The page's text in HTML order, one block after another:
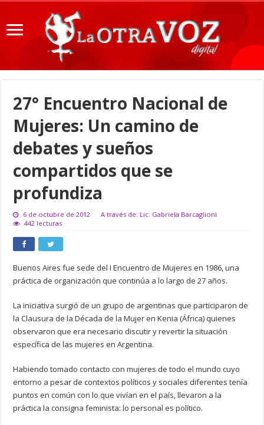
27° Encuentro Nacional de
Mujeres: Un camino de
debates y sueños
compartidos que se
profundiza
6 de octubre de 2012
A través de: Lic. Gabriela Barcaglioni
442 lecturas
Buenos Aires fue sede del I Encuentro de Mujeres en 1986, una
práctica de organización que continúa a lo largo de 27 años.
La iniciativa surgió de un grupo de argentinas que participaron de
la Clausura de la Década de la Mujer en Kenia (África) quienes
observaron que era necesario discutir y revertir la situación
específica de las mujeres en Argentina.
Habiendo tomado contacto con mujeres de todo el mundo cuyo
entorno a pesar de contextos políticos y sociales diferentes tenía
puntos en común con lo que vivían en el país, llevaron a la
práctica la consigna feminista: lo personal es político.